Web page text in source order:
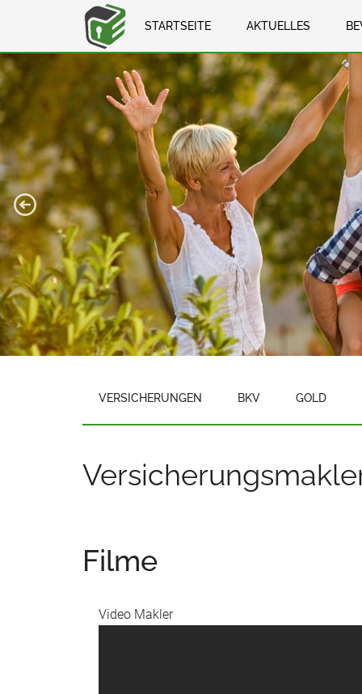
STARTSEITE AKTUELLES
VERSICHERUNGEN BKV GOLD
Filme
Video Makler